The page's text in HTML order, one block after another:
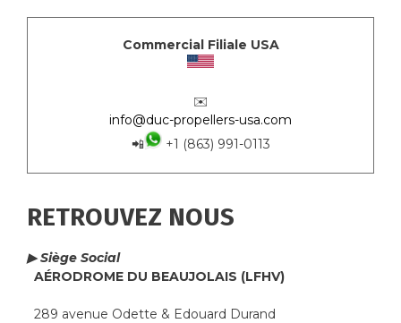
Commercial Filiale USA
✉️
info@duc-propellers-usa.com
📲
+1 (863) 991-0113
RETROUVEZ NOUS
▶ Siège Social
AÉRODROME DU BEAUJOLAIS (LFHV)
289 avenue Odette & Edouard Durand